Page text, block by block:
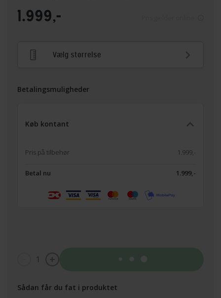
1.999,-
Vælg størrelse
Betalingsmuligheder
Køb kontant
Pris på tilbehør 1.999,-
Betal nu 1.999,-
1
Sådan får du fat i produktet